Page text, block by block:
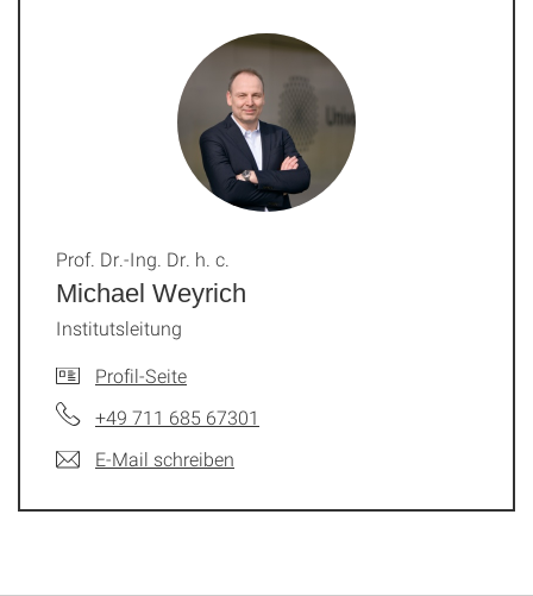
Michael Weyrich
Prof. Dr.-Ing. Dr. h. c.
Institutsleitung
Profil-Seite
+49 711 685 67301
E-Mail schreiben